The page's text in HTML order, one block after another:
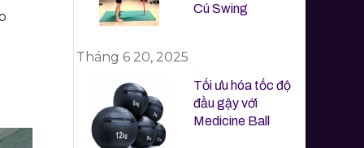
Cú Swing
Tháng 6 20, 2025
Tối ưu hóa tốc độ
đầu gậy với
Medicine Ball